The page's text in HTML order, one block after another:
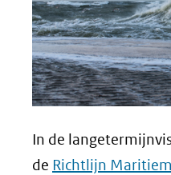
In de
de Richtlijn